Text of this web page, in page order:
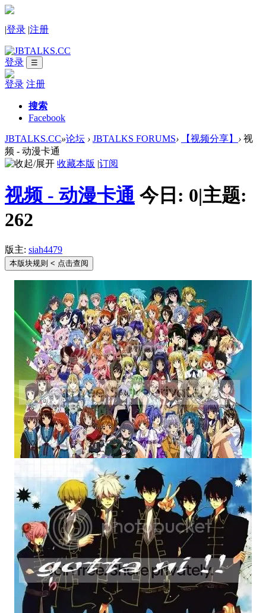
|登录 |注册
登录 ☰
登录 注册
搜索
Facebook
JBTALKS.CC»论坛 › JBTALKS FORUMS› 【视频分享】 › 视
频 - 动漫卡通
收藏本版 |订阅
视频 - 动漫卡通 今日: 0|主题:
262
版主: siah4479
本版块规则 < 点击查阅